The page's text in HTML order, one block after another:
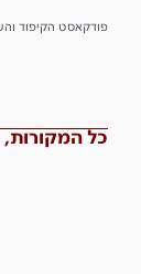
פודקאסט הקיפוד
כל